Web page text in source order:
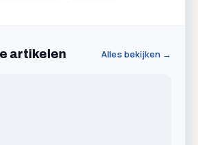
artikelen Alles bekijken →